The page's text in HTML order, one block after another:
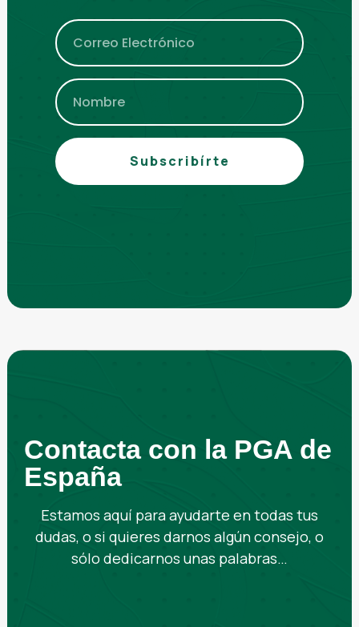
Subscribírte
Contacta con la PGA de
España
Estamos aquí para ayudarte en todas tus
dudas, o si quieres darnos algún consejo, o
sólo dedicarnos unas palabras…